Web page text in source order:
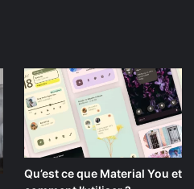
Qu’est ce que Material You et